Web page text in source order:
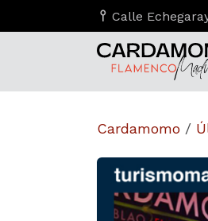
Calle
Cardamomo /